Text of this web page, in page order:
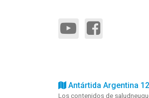
Antártida Argentina
Los contenidos de